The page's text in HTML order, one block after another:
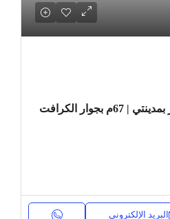
استوديو مفروش للإيجار بمدينتي | 67م بجوار الكرافت
البريد الإلكتروني